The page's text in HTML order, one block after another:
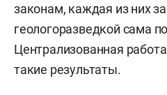
законам, каждая из них
геологоразведкой сама
Централизованная
такие результаты.